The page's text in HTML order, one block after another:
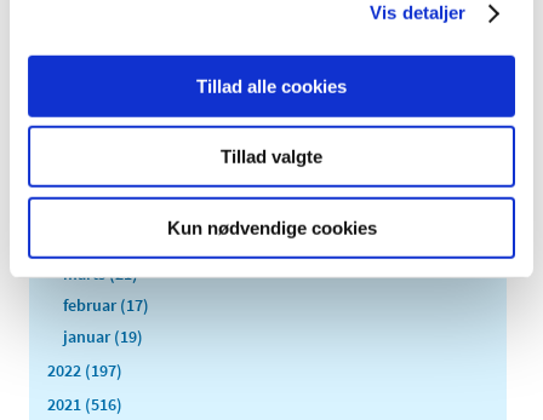
Vis detaljer
Tillad alle cookies
Tillad valgte
Kun nødvendige cookies
oktober (16)
august (11)
juni (13)
marts (21)
februar (17)
januar (19)
2022 (197)
2021 (516)